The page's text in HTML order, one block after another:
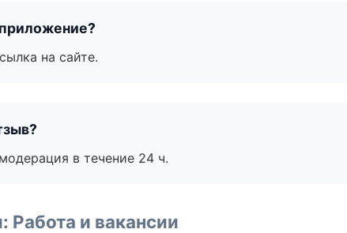
на сайте.
в течение 24 ч.
и вакансии